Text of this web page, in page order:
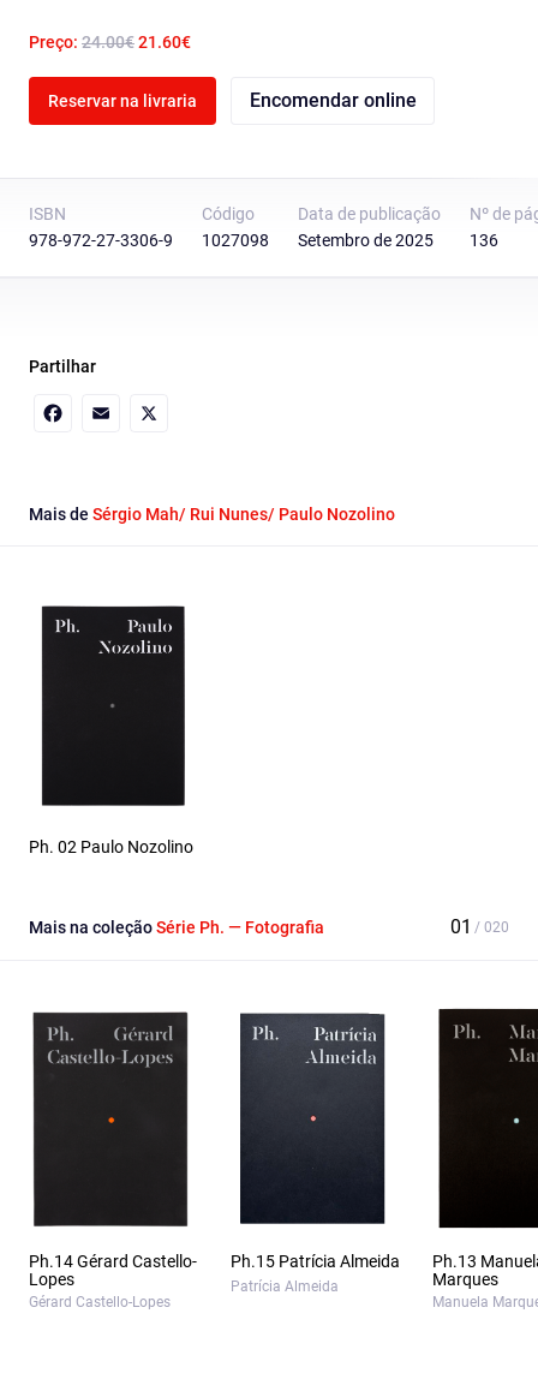
Preço: 24.00€21.60€
Reservar na livraria Encomendar online
ISBN
978-972-27-3306-9
Código
1027098
Data de publicação
Setembro de 2025
Nº de
136
Partilhar
Mais de Sérgio Mah/ Rui Nunes/ Paulo Nozolino
Ph. 02 Paulo Nozolino
Mais na coleçãoSérie Ph. — Fotografia
Ph.14 Gérard Castello-
Lopes
Gérard Castello-Lopes
Ph.15 Patrícia Almeida
Patrícia Almeida
Ph.13
Marques
Manuela